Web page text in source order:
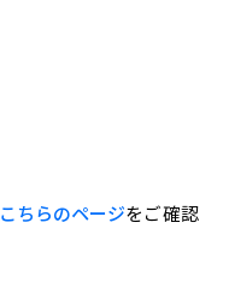
こちらのページをご確認